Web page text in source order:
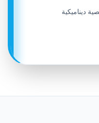
ديناميكية